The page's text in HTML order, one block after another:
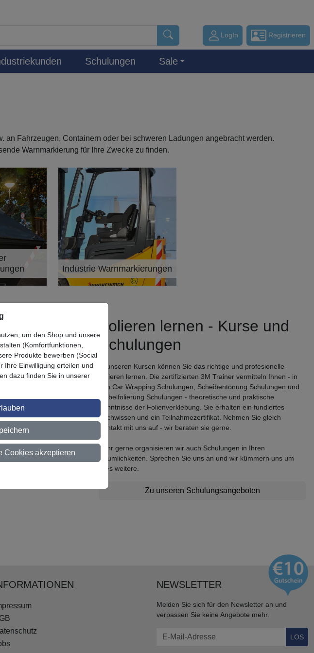
LogIn Registrieren
Schulungen Sale
Fahrzeugen, Containern oder bei schweren Ladungen angebracht werden.
Warnmarkierung für Ihre Zwecke zu finden.
Industrie Warnmarkierungen
Folieren lernen - Kurse und
Schulungen
In unseren Kursen können Sie das richtige und profesionelle
Folieren lernen. Die zertifizierten 3M Trainer vermitteln Ihnen - in
den Car Wrapping Schulungen, Scheibentönung Schulungen und
Möbelfolierung Schulungen - theoretische und praktische
Kenntnisse der Folienverklebung. Sie erhalten ein fundiertes
Fachwissen und ein Teilnahmezertifikat. Nehmen Sie gleich
Kontakt mit uns auf - wir beraten sie gerne.
Sehr gerne organisieren wir auch Schulungen in Ihren
Räumlichkeiten. Sprechen Sie uns an und wir kümmern uns um
alles weitere.
Zu unseren Schulungsangeboten
NEWSLETTER
Melden Sie sich für den Newsletter an und
verpassen Sie keine Angebote mehr.
LOS
um den Shop und unsere
(Komfortfunktionen,
Produkte bewerben (Social
Ihre Einwilligung erteilen und
dazu finden Sie in unserer
Cookies akzeptieren